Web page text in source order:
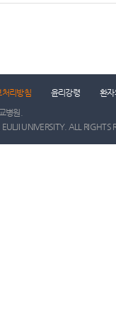
처리방침 윤리강령
환자
병원.
UNIVERSITY. ALL RIGHTS